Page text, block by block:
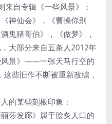
自专辑《一些风景》：
神仙会》，《曹操你别
鬼猪哥伯》，《做梦》，
大部分来自五条人2012年
风景》——一张天马行空的
些旧作不断被重新改编，
的某些刻板印象：
莎发廊》属于脍炙人口的